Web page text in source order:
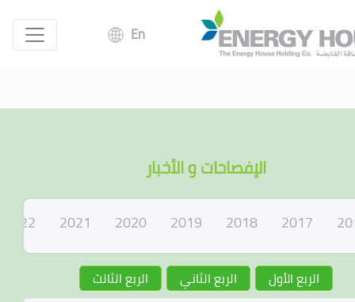
En
الإفصاحات و الأخبار
2017
2018
2019
2020
2021
2022
الربع الأول الربع الثاني الربع الثالث